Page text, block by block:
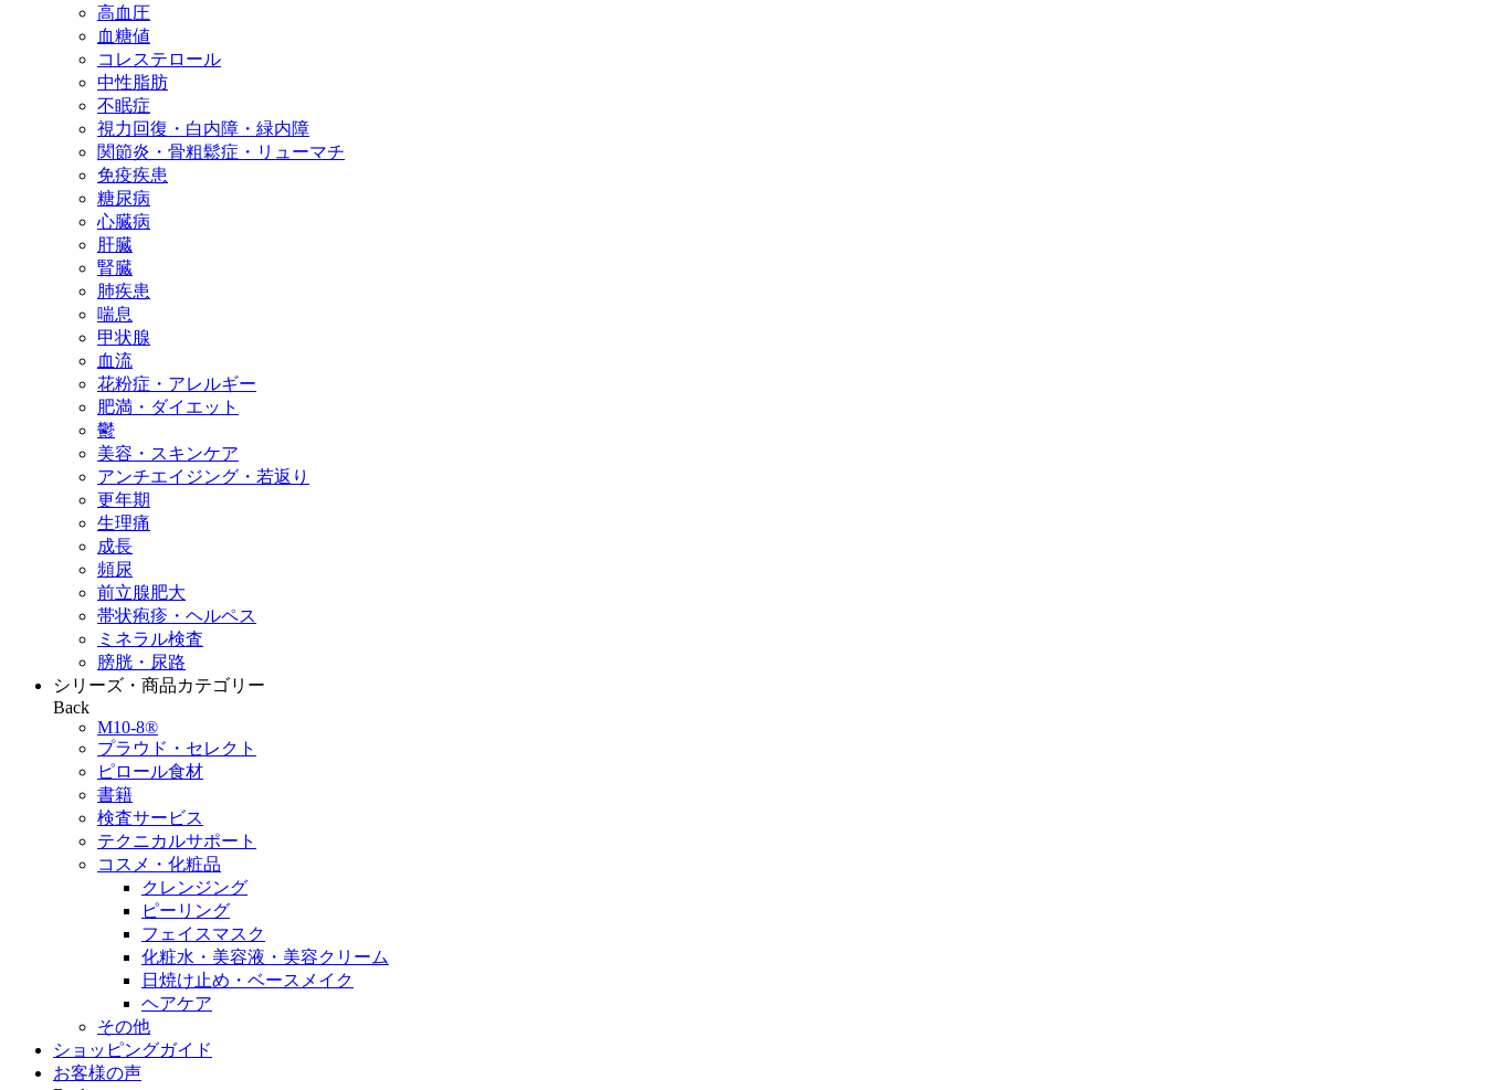
高血圧
血糖値
コレステロール
中性脂肪
不眠症
視力回復・白内障・緑内障
関節炎・骨粗鬆症・リューマチ
免疫疾患
糖尿病
心臓病
肝臓
腎臓
肺疾患
喘息
甲状腺
血流
花粉症・アレルギー
肥満・ダイエット
鬱
美容・スキンケア
アンチエイジング・若返り
更年期
生理痛
成長
頻尿
前立腺肥大
帯状疱疹・ヘルペス
ミネラル検査
膀胱・尿路
シリーズ・商品カテゴリー
Back
M10-8®
プラウド・セレクト
ピロール食材
書籍
検査サービス
テクニカルサポート
コスメ・化粧品
クレンジング
ピーリング
フェイスマスク
化粧水・美容液・美容クリーム
日焼け止め・ベースメイク
ヘアケア
その他
ショッピングガイド
お客様の声